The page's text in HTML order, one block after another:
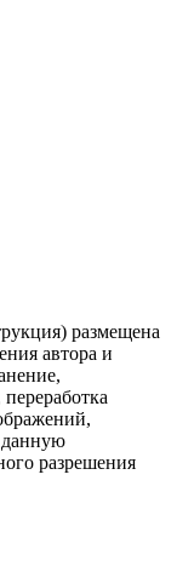
размещена
автора и
данную
разрешения